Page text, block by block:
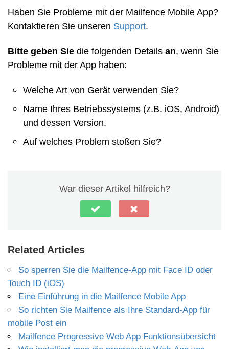
Haben Sie Probleme mit der Mailfence Mobile App?
Kontaktieren Sie unseren Support.
Bitte geben Sie die folgenden Details an, wenn Sie
Probleme mit der App haben:
Welche Art von Gerät verwenden Sie?
Name Ihres Betriebssystems (z.B. iOS, Android)
und dessen Version.
Auf welches Problem stoßen Sie?
War dieser Artikel hilfreich?
Related Articles
So sperren Sie die Mailfence-App mit Face ID oder
Touch ID (iOS)
Eine Einführung in die Mailfence Mobile App
So richten Sie Mailfence als Ihre Standard-App für
mobile Post ein
Mailfence Progressive Web App Funktionsübersicht